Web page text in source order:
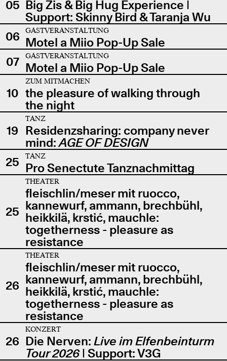
05 Big Zis & Big Hug Experience |
Support: Skinny Bird & Taranja Wu
06
GASTVERANSTALTUNG
Motel a Miio Pop-Up Sale
07
GASTVERANSTALTUNG
Motel a Miio Pop-Up Sale
10
ZUM MITMACHEN
the pleasure of walking through
the night
19
TANZ
Residenzsharing: company never
mind:AGE OF DESIGN
25
TANZ
Pro Senectute Tanznachmittag
25
THEATER
fleischlin/meser mit ruocco,
kannewurf, ammann, brechbühl,
heikkilä, krstić, mauchle:
togetherness - pleasure as
resistance
26
THEATER
fleischlin/meser mit ruocco,
kannewurf, ammann, brechbühl,
heikkilä, krstić, mauchle:
togetherness - pleasure as
resistance
26
KONZERT
Die Nerven: Live im Elfenbeinturm
Tour 2026| Support: V3G